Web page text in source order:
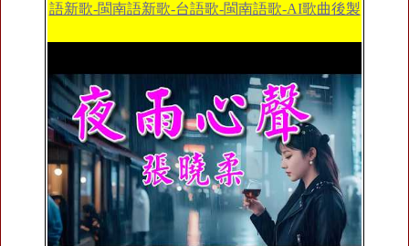
語新歌-閩南語新歌-台語歌-閩南語歌-AI歌曲後製